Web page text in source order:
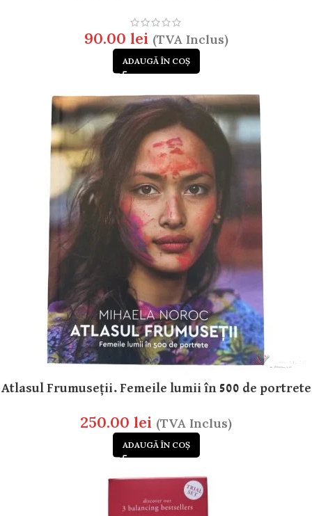
90.00 lei (TVA Inclus)
ADAUGĂ ÎN COȘ
Atlasul Frumuseții. Femeile lumii în 500 de portrete
250.00 lei (TVA Inclus)
ADAUGĂ ÎN COȘ